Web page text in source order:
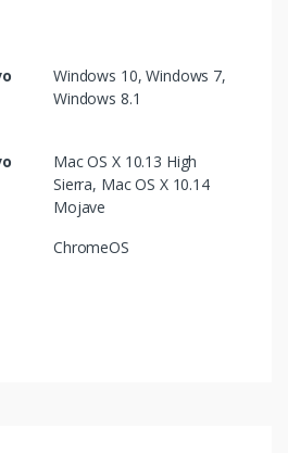
Windows 10, Windows 7,
Windows 8.1
Mac OS X 10.13 High
Sierra, Mac OS X 10.14
Mojave
ChromeOS